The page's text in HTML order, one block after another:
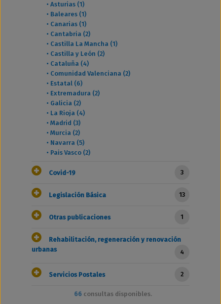
• Asturias (1)
• Baleares (1)
• Canarias (1)
• Cantabria (2)
• Castilla La Mancha (1)
• Castilla y León (2)
• Cataluña (4)
• Comunidad Valenciana (2)
• Estatal (6)
• Extremadura (2)
• Galicia (2)
• La Rioja (4)
• Madrid (3)
• Murcia (2)
• Navarra (5)
• Pais Vasco (2)
Covid-19 3
Legislación Básica 13
Otras publicaciones 1
Rehabilitación, regeneración y renovación
urbanas
4
Servicios Postales 2
66 consultas disponibles.